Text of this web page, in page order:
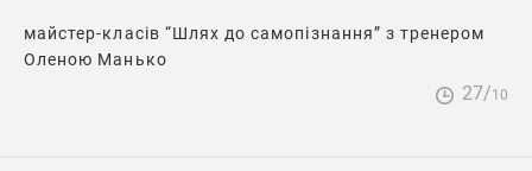
майстер-класів “Шлях до самопізнання” з тренером
Оленою Манько
27/10